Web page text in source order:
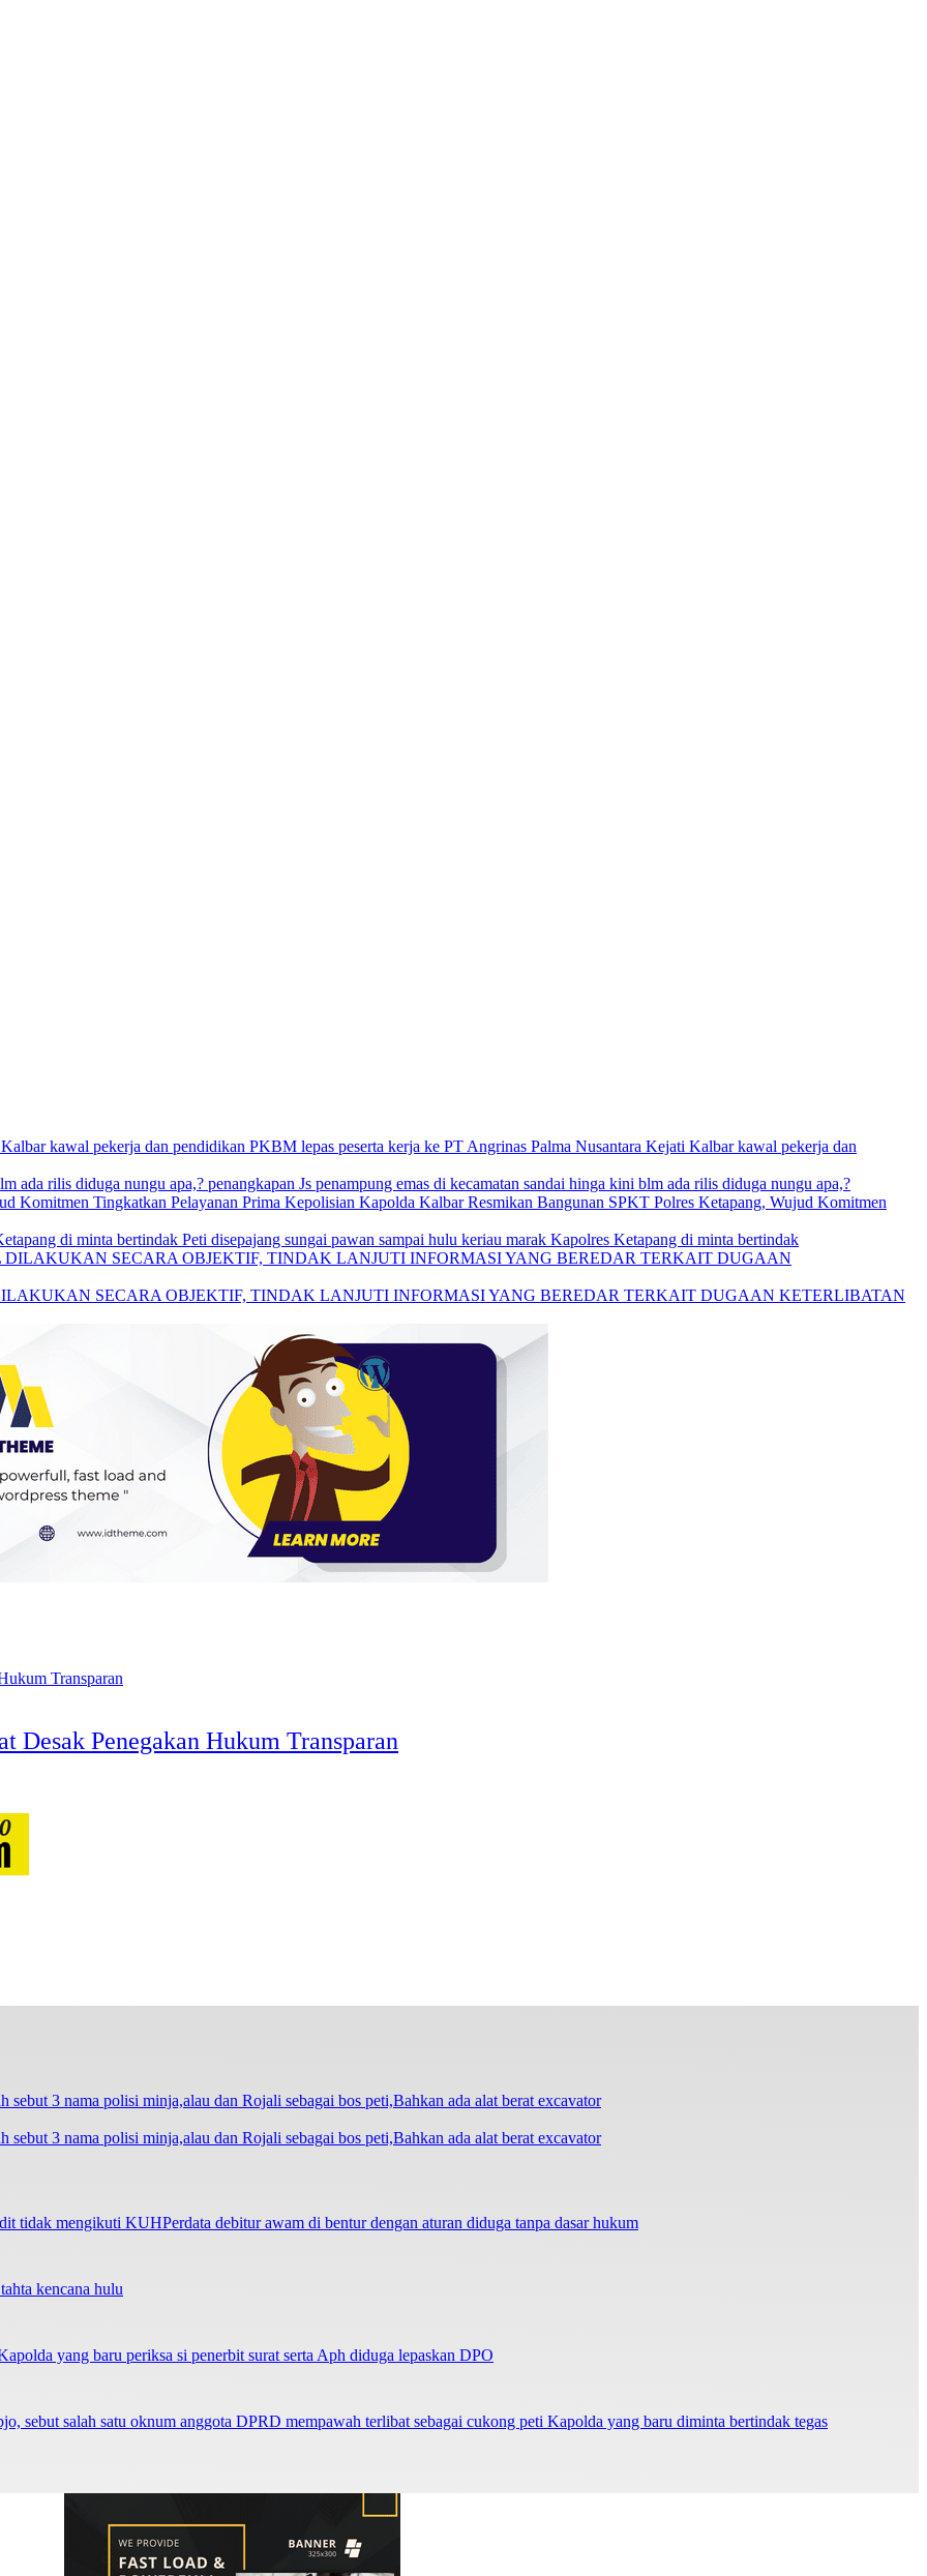
PKBM lepas peserta kerja ke PT Angrinas Palma Nusantara Kejati Kalbar kawal pekerja dan
penangkapan Js penampung emas di kecamatan sandai hinga kini blm ada rilis diduga nungu apa,?
Kapolda Kalbar Resmikan Bangunan SPKT Polres Ketapang, Wujud Komitmen
Peti disepajang sungai pawan sampai hulu keriau marak Kapolres Ketapang di minta bertindak
SECARA OBJEKTIF, TINDAK LANJUTI INFORMASI YANG BEREDAR TERKAIT DUGAAN KETERLIBATAN
Desak Penegakan Hukum Transparan
3 nama polisi minja,alau dan Rojali sebagai bos peti,Bahkan ada alat berat excavator
tidak mengikuti KUHPerdata debitur awam di bentur dengan aturan diduga tanpa dasar hukum
kencana hulu
yang baru periksa si penerbit surat serta Aph diduga lepaskan DPO
sebut salah satu oknum anggota DPRD mempawah terlibat sebagai cukong peti Kapolda yang baru diminta bertindak tegas